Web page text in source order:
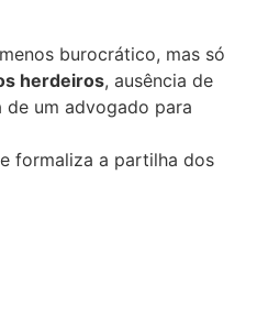
burocrático, mas só
herdeiros, ausência de
de um advogado para
formaliza a partilha dos